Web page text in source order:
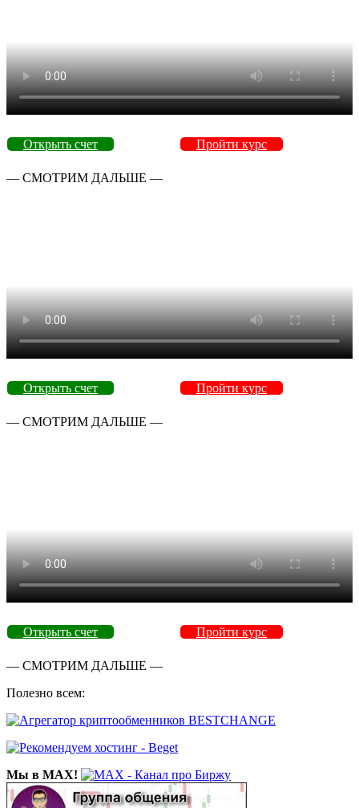
Открыть счет Пройти курс
— СМОТРИМ ДАЛЬШЕ —
Открыть счет Пройти курс
— СМОТРИМ ДАЛЬШЕ —
Открыть счет Пройти курс
— СМОТРИМ ДАЛЬШЕ —
Полезно всем:
Мы в MAX!